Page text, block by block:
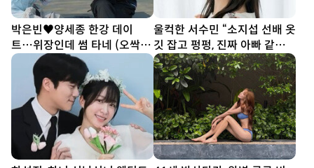
박은빈♥양세종 한강 데이
트…위장인데 썸 타네 (오싹한
연애)
울컥한 서수민 “소지섭 선배 옷
깃 잡고 펑펑, 진짜 아빠 같았
다” (종합)[DA인터뷰]